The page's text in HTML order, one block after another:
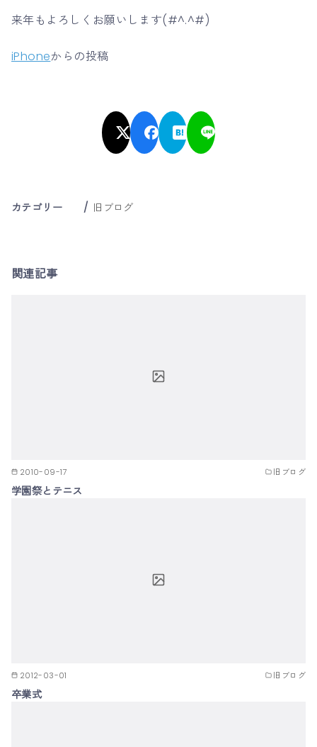
来年もよろしくお願いします(#^.^#)
iPhoneからの投稿
カテゴリー 旧ブログ
関連記事
2010-09-17 旧ブログ
学園祭とテニス
2012-03-01 旧ブログ
卒業式